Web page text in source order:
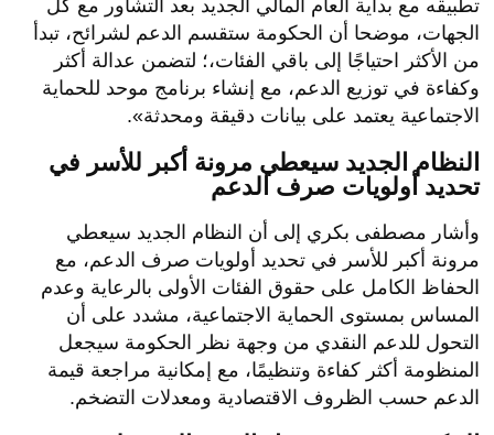
مصطفى مدبولي رئيس الوزراء بعد اجتماع مجلس الوزراء
اليوم كشفت عن اتجاه مهم بخصوص ملف الدعم، مؤكدا
أن الحكومة تدرس تحويل الدعم العيني لنقدي بسبب
مشاكل متراكمة منذ سنوات.
الإعلان الرسمي عن التحول للدعم النقدي
سيكون قريبا جدًا
وأسرار المذاع على قناة صدى البلد أن «الإعلان الرسمي
عن التحول للدعم النقدي سيكون قريبا جدًا، وممكن يتم
تطبيقه مع بداية العام المالي الجديد بعد التشاور مع كل
الجهات، موضحا أن الحكومة ستقسم الدعم لشرائح، تبدأ
من الأكثر احتياجًا إلى باقي الفئات،؛ لتضمن عدالة أكثر
وكفاءة في توزيع الدعم، مع إنشاء برنامج موحد للحماية
الاجتماعية يعتمد على بيانات دقيقة ومحدثة».